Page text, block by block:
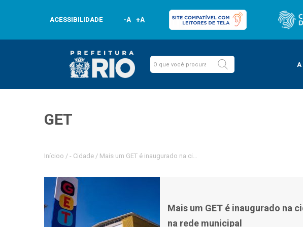
ACESSIBILIDADE -A +A
A
GET
Inícioo / - Cidade / Mais um GET é inaugurado na cidade: já são 1.560 escolas na rede
Mais um GET é inaugurado na
na rede municipal